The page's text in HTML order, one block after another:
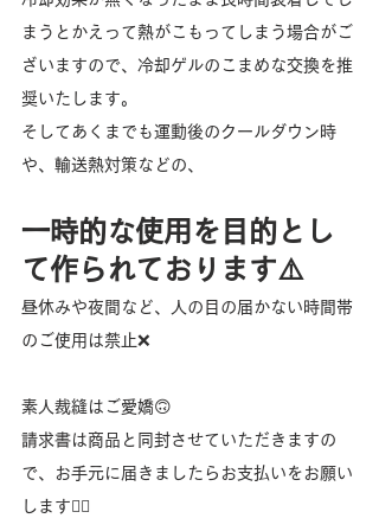
まうとかえって熱がこもってしまう場合がご
ざいますので、冷却ゲルのこまめな交換を推
奨いたします。
そしてあくまでも運動後のクールダウン時
や、輸送熱対策などの、
一時的な使用を目的とし
て作られております⚠️
昼休みや夜間など、人の目の届かない時間帯
のご使用は禁止❌
素人裁縫はご愛嬌🙃
請求書は商品と同封させていただきますの
で、お手元に届きましたらお支払いをお願い
します🙇‍♀️